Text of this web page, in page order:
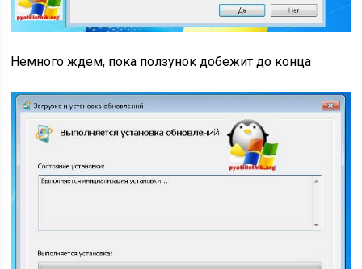
Немного ждем, пока ползунок добежит до конца